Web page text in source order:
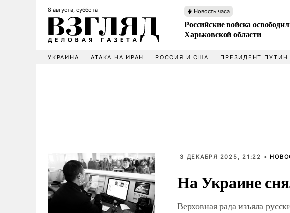
8 августа, суббота Новость часа
Российские войска
Харьковской области
УКРАИНА АТАКА НА ИРАН РОССИЯ И США ПРЕЗИДЕНТ ПУТИН
3 ДЕКАБРЯ 2025, 21:22 •
На Украине
Верховная рада изъяла